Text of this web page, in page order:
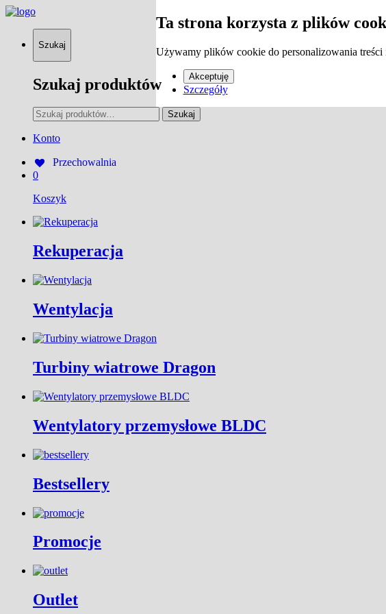
Szukaj
Szukaj produktów
Szukaj: Szukaj
Konto
Przechowalnia
0
Koszyk
Rekuperacja
Wentylacja
Turbiny wiatrowe Dragon
Wentylatory przemysłowe BLDC
Bestsellery
Promocje
Outlet
Ta strona korzysta z plików
Używamy plików cookie do personalizowania treści
Akceptuję
Szczegóły